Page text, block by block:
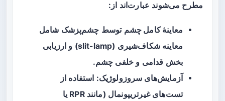
مطرح می‌شوند عبارت‌اند از:
معاینهٔ کامل چشم توسط چشم‌پزشک شامل
معاینه شکاف‌شیری (slit-lamp) و ارزیابی
بخش قدامی و خلفی چشم.
آزمایش‌های سروزولوژیک: استفاده از
تست‌های غیرتریپونمال (مانند RPR یا